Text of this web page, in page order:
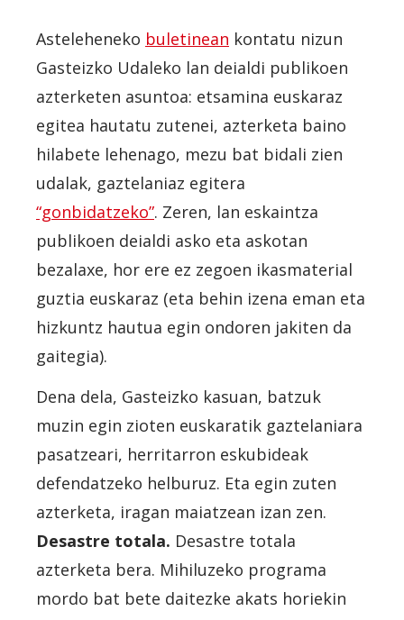
Asteleheneko buletinean kontatu nizun
Gasteizko Udaleko lan deialdi publikoen
azterketen asuntoa: etsamina euskaraz
egitea hautatu zutenei, azterketa baino
hilabete lehenago, mezu bat bidali zien
udalak, gaztelaniaz egitera
“gonbidatzeko”. Zeren, lan eskaintza
publikoen deialdi asko eta askotan
bezalaxe, hor ere ez zegoen ikasmaterial
guztia euskaraz (eta behin izena eman eta
hizkuntz hautua egin ondoren jakiten da
gaitegia).
Dena dela, Gasteizko kasuan, batzuk
muzin egin zioten euskaratik gaztelaniara
pasatzeari, herritarron eskubideak
defendatzeko helburuz. Eta egin zuten
azterketa, iragan maiatzean izan zen.
Desastre totala. Desastre totala
azterketa bera. Mihiluzeko programa
mordo bat bete daitezke akats horiekin